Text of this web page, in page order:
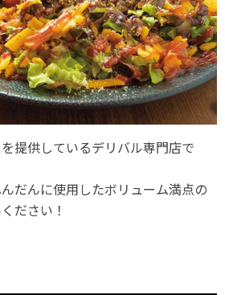
提供しているデリバル専門店で
だんに使用したボリューム満点の
ださい！